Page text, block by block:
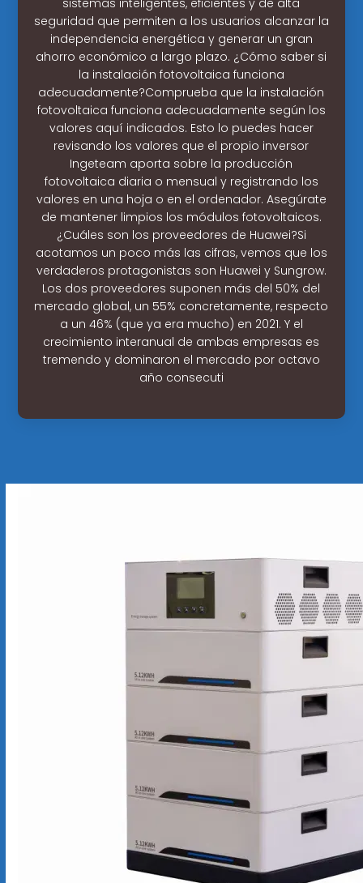
seguridad que permiten a los usuarios alcanzar la
independencia energética y generar un gran
ahorro económico a largo plazo. ¿Cómo saber si
la instalación fotovoltaica funciona
adecuadamente?Comprueba que la instalación
fotovoltaica funciona adecuadamente según los
valores aquí indicados. Esto lo puedes hacer
revisando los valores que el propio inversor
Ingeteam aporta sobre la producción
fotovoltaica diaria o mensual y registrando los
valores en una hoja o en el ordenador. Asegúrate
de mantener limpios los módulos fotovoltaicos.
¿Cuáles son los proveedores de Huawei?Si
acotamos un poco más las cifras, vemos que los
verdaderos protagonistas son Huawei y Sungrow.
Los dos proveedores suponen más del 50% del
mercado global, un 55% concretamente, respecto
a un 46% (que ya era mucho) en 2021. Y el
crecimiento interanual de ambas empresas es
tremendo y dominaron el mercado por octavo
año consecuti